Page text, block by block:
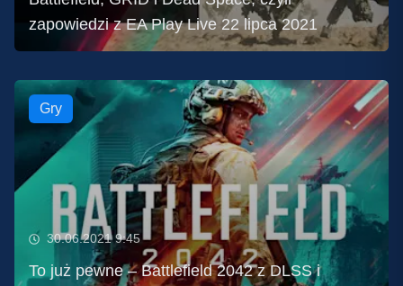
zapowiedzi z EA Play Live 22 lipca 2021
Gry
30.06.2021 9:45
To już pewne – Battlefield 2042 z DLSS i